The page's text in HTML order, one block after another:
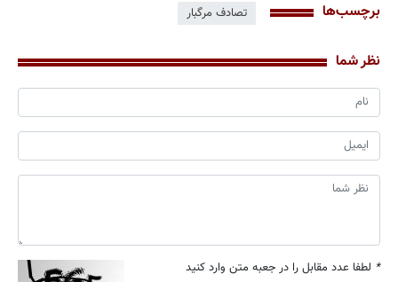
برچسب‌ها تصادف مرگبار
نظر شما
* لطفا عدد مقابل را در جعبه متن وارد کنید